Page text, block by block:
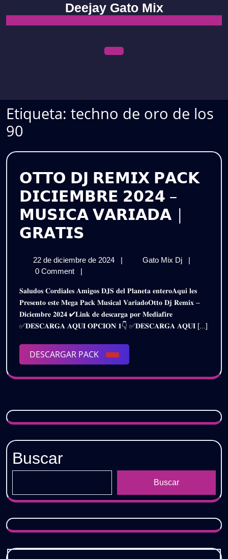
content
Deejay Gato Mix
Etiqueta: techno de oro de los
90
𝗢𝗧𝗧𝗢 𝗗𝗝 𝗥𝗘𝗠𝗜𝗫 𝗣𝗔𝗖𝗞
𝗗𝗜𝗖𝗜𝗘𝗠𝗕𝗥𝗘 𝟮𝟬𝟮𝟰 –
𝗠𝗨𝗦𝗜𝗖𝗔 𝗩𝗔𝗥𝗜𝗔𝗗𝗔 |
𝗚𝗥𝗔𝗧𝗜𝗦
𝗥𝗘𝗠𝗜𝗫
𝗣𝗔𝗖𝗞
𝗗𝗜𝗖𝗜𝗘𝗠𝗕𝗥𝗘
𝟮𝟬𝟮𝟰
–
𝗠𝗨𝗦𝗜𝗖𝗔
𝗩𝗔𝗥𝗜𝗔𝗗𝗔
𝗚𝗥𝗔𝗧𝗜𝗦
22 de diciembre de 2024
22
de
2024
| Gato Mix Dj
𝗢𝗧𝗧𝗢
𝗣𝗔𝗖𝗞
–
|
0 Comment
|
𝐒𝐚𝐥𝐮𝐝𝐨𝐬 𝐂𝐨𝐫𝐝𝐢𝐚𝐥𝐞𝐬 𝐀𝐦𝐢𝐠𝐨𝐬 𝐃𝐉𝐒 𝐝𝐞𝐥 𝐏𝐥𝐚𝐧𝐞𝐭𝐚 𝐞𝐧𝐭𝐞𝐫𝐨𝐀𝐪𝐮𝐢 𝐥𝐞𝐬
𝐏𝐫𝐞𝐬𝐞𝐧𝐭𝐨 𝐞𝐬𝐭𝐞 𝐌𝐞𝐠𝐚 𝐏𝐚𝐜𝐤 𝐌𝐮𝐬𝐢𝐜𝐚𝐥 𝐕𝐚𝐫𝐢𝐚𝐝𝐨𝐎𝐭𝐭𝐨 𝐃𝐣 𝐑𝐞𝐦𝐢𝐱 –
𝐃𝐢𝐜𝐢𝐞𝐦𝐛𝐫𝐞 𝟐𝟎𝟐𝟒 ✔𝐋𝐢𝐧𝐤 𝐝𝐞 𝐝𝐞𝐬𝐜𝐚𝐫𝐠𝐚 𝐩𝐨𝐫 𝐌𝐞𝐝𝐢𝐚𝐟𝐢𝐫𝐞
✅𝐃𝐄𝐒𝐂𝐀𝐑𝐆𝐀 𝐀𝐐𝐔𝐈 𝐎𝐏𝐂𝐈𝐎𝐍 𝟏👇 ✅𝐃𝐄𝐒𝐂𝐀𝐑𝐆𝐀 𝐀𝐐𝐔𝐈 [...]
DESCARGAR PACK
DESCARGAR
PACK
Buscar
Buscar